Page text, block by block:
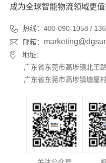
成为全球智能物流领域更
热线：400-090-1058 /
邮箱：
地址：
广东省东莞市高埗镇北王
广东省东莞市高埗镇塘厦